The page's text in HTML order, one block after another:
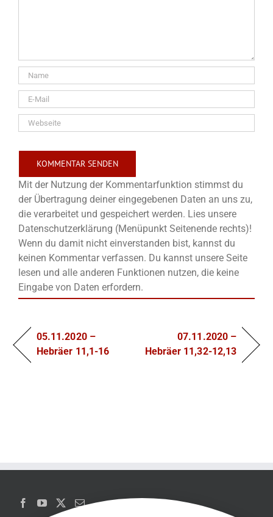
Mit der Nutzung der Kommentarfunktion stimmst du
der Übertragung deiner eingegebenen Daten an uns zu,
die verarbeitet und gespeichert werden. Lies unsere
Datenschutzerklärung (Menüpunkt Seitenende rechts)!
Wenn du damit nicht einverstanden bist, kannst du
keinen Kommentar verfassen. Du kannst unsere Seite
lesen und alle anderen Funktionen nutzen, die keine
Eingabe von Daten erfordern.
05.11.2020 –
Hebräer 11,1-16
07.11.2020 –
Hebräer 11,32-12,13